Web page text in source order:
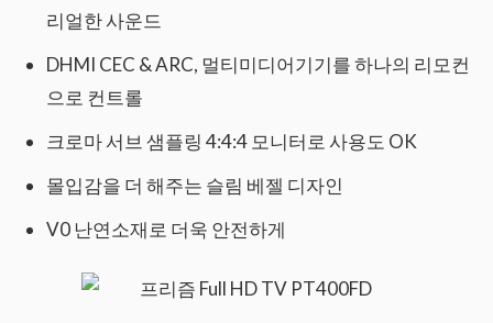
리얼한 사운드
DHMI CEC & ARC, 멀티미디어기기를 하나의 리모컨
으로 컨트롤
크로마 서브 샘플링 4:4:4 모니터로 사용도 OK
몰입감을 더 해주는 슬림 베젤 디자인
V0 난연소재로 더욱 안전하게